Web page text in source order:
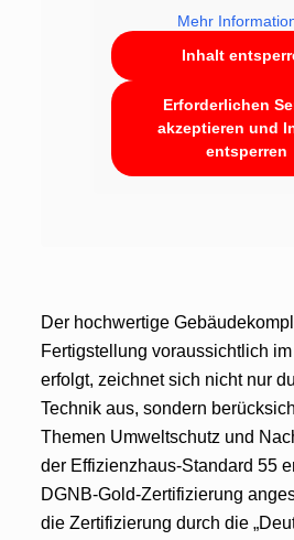
Mehr
Inhalt
Erforderlichen
akzeptieren und
entsperren
Der hochwertige
Fertigstellung voraussichtlich
erfolgt, zeichnet sich nicht nur
Technik aus, sondern
Themen Umweltschutz und
der Effizienzhaus-Standard 55
DGNB-Gold-Zertifizierung
die Zertifizierung durch die